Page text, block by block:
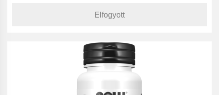
Elfogyott